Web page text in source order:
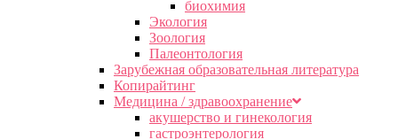
биохимия
Экология
Зоология
Палеонтология
Зарубежная образовательная литература
Копирайтинг
Медицина / здравоохранение
акушерство и гинекология
гастроэнтерология